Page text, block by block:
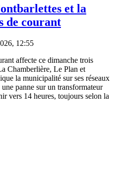
et la
de courant
12:55
affecte ce dimanche trois
Chamberlière, Le Plan et
la municipalité sur ses réseaux
panne sur un transformateur
vers 14 heures, toujours selon la